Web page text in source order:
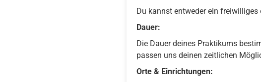
Du kannst entweder ein
Dauer:
Die Dauer deines Praktikums
passen uns deinen zeitlichen
Orte & Einrichtungen: